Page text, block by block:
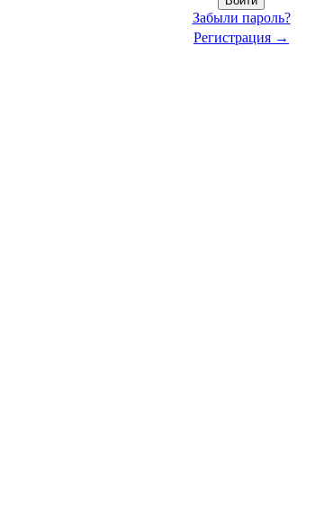
Забыли пароль?
Регистрация →